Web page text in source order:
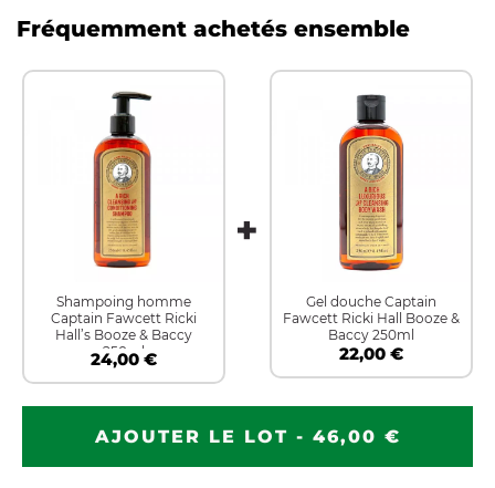
Fréquemment achetés ensemble
Shampoing homme
Captain Fawcett Ricki
Hall’s Booze & Baccy
250ml
24,00 €
Gel douche Captain
Fawcett Ricki Hall Booze &
Baccy 250ml
22,00 €
AJOUTER LE LOT - 46,00 €